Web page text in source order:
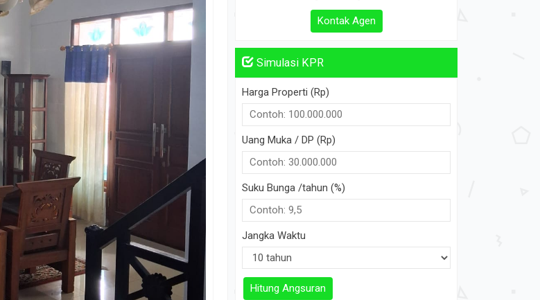
Kontak Agen
Simulasi KPR
Harga Properti (Rp)
Uang Muka / DP (Rp)
Suku Bunga /tahun (%)
Jangka Waktu
Hitung Angsuran